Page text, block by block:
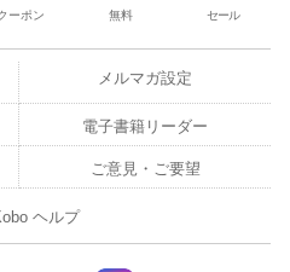
ーポン 無料 セール
メルマガ設定
電子書籍リーダー
ご意見・ご要望
ヘルプ